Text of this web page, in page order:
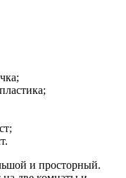
и просторный.